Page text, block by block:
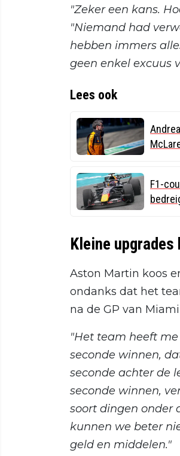
"Zeker een kans.
"Niemand had
hebben immers
geen enkel excuus
Lees ook
F1-
Kleine upgrades
Aston Martin koos
ondanks dat het
na de GP van Miami
"Het team heeft
seconde winnen,
seconde achter de
seconde winnen,
soort dingen onder
kunnen we beter
geld en middelen."